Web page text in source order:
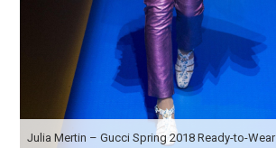
Julia Mertin – Gucci Spring 2018 Ready-to-Wear